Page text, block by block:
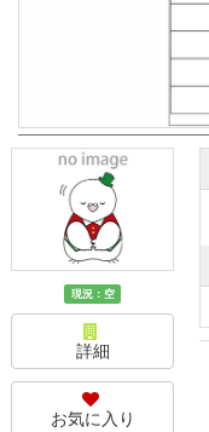
現況：空
詳細
お気に入り